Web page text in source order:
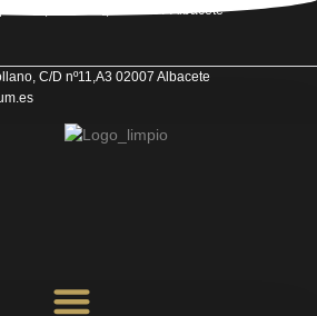
C/D nº25,A3 02007 Albacete
C/D nº11,A3 02007 Albacete